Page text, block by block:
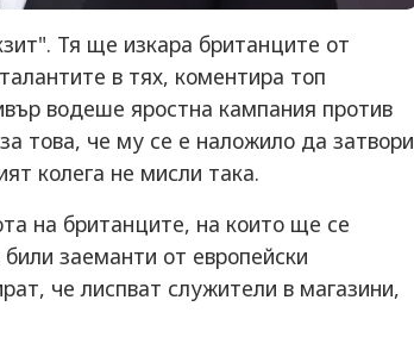
Тя ще изкара британците от
в тях, коментира топ
водеше яростна кампания против
това, че му се е наложило да затвори
колега не мисли така.
на британците, на които ще се
заеманти от европейски
че лиспват служители в магазини,